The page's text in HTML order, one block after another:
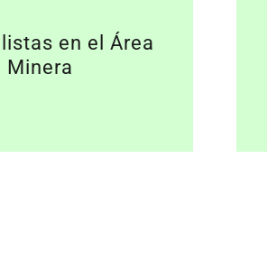
en el Área
Minera